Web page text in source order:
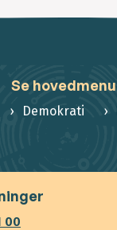
Se hovedmenu
Demokrati
00